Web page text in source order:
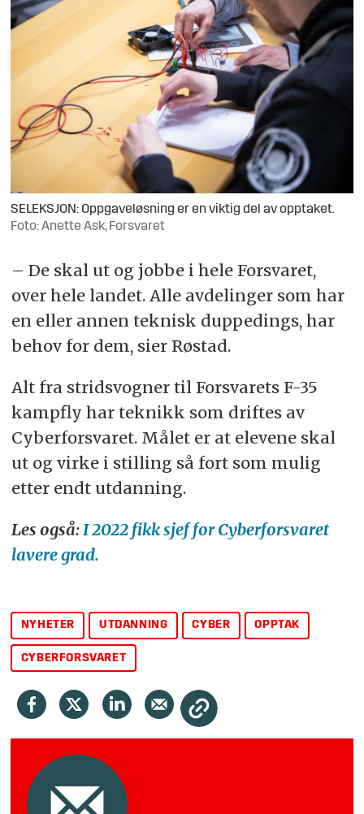
SELEKSJON: Oppgaveløsning er en viktig del av opptaket.
Foto: Anette Ask, Forsvaret
– De skal ut og jobbe i hele Forsvaret,
over hele landet. Alle avdelinger som har
en eller annen teknisk duppedings, har
behov for dem, sier Røstad.
Alt fra stridsvogner til Forsvarets F-35
kampfly har teknikk som driftes av
Cyberforsvaret. Målet er at elevene skal
ut og virke i stilling så fort som mulig
etter endt utdanning.
Les også: I 2022 fikk sjef for Cyberforsvaret
lavere grad.
NYHETER UTDANNING CYBER OPPTAK
CYBERFORSVARET